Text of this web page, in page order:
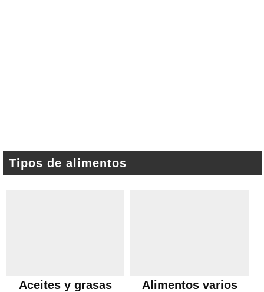
Tipos de alimentos
Aceites y grasas Alimentos varios